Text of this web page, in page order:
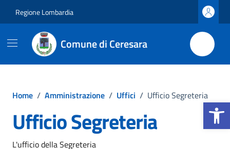
Apri la
Regione Lombardia
Comune di Ceresara
Home / Amministrazione / Uffici / Ufficio Segreteria
Ufficio Segreteria
L'ufficio della Segreteria